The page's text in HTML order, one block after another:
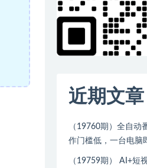
近期文章
（19760期）全自动
作门槛低，一台电脑
（19759期） AI+短